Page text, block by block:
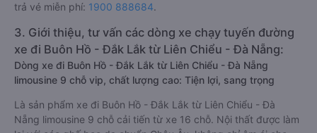
trả vé miễn phí: 1900 888684.
3. Giới thiệu, tư vấn các dòng xe chạy tuyến đường
xe đi Buôn Hồ - Đắk Lắk từ Liên Chiểu - Đà Nẵng:
Dòng xe đi Buôn Hồ - Đắk Lắk từ Liên Chiểu - Đà Nẵng
limousine 9 chỗ vip, chất lượng cao: Tiện lợi, sang trọng
Là sản phẩm xe đi Buôn Hồ - Đắk Lắk từ Liên Chiểu - Đà
Nẵng limousine 9 chỗ cải tiến từ xe 16 chỗ. Nội thất được làm